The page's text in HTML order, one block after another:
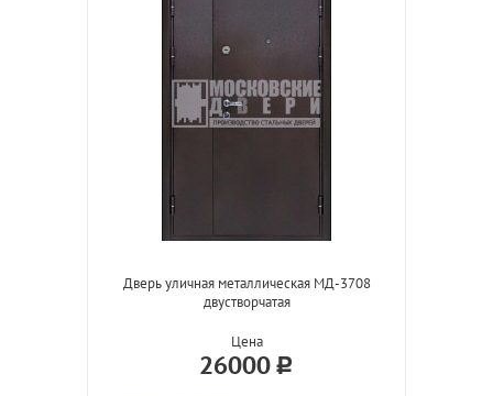
Дверь уличная металлическая МД-3708
двустворчатая
Цена
26000